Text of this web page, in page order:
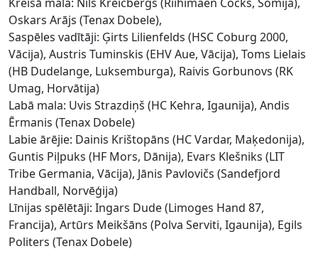
Oskars Arājs (Tenax Dobele),
Saspēles vadītāji: Ģirts Lilienfelds (HSC Coburg 2000,
Vācija), Austris Tuminskis (EHV Aue, Vācija), Toms Lielais
(HB Dudelange, Luksemburga), Raivis Gorbunovs (RK
Umag, Horvātija)
Labā mala: Uvis Strazdiņš (HC Kehra, Igaunija), Andis
Ērmanis (Tenax Dobele)
Labie ārējie: Dainis Krištopāns (HC Vardar, Maķedonija),
Guntis Piļpuks (HF Mors, Dānija), Evars Klešniks (LIT
Tribe Germania, Vācija), Jānis Pavlovičs (Sandefjord
Handball, Norvēģija)
Līnijas spēlētāji: Ingars Dude (Limoges Hand 87,
Francija), Artūrs Meikšāns (Polva Serviti, Igaunija), Egils
Politers (Tenax Dobele)